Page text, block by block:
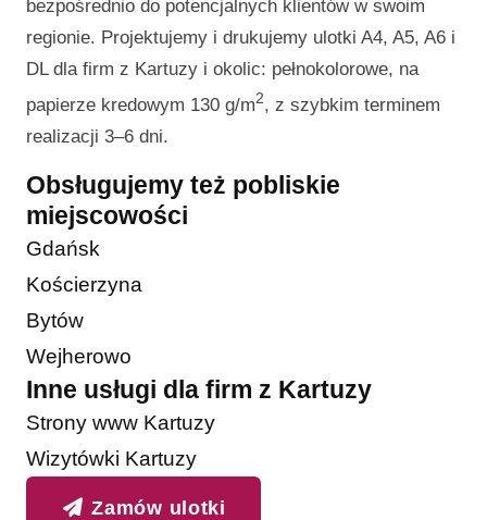
bezpośrednio do potencjalnych klientów w swoim
regionie. Projektujemy i drukujemy ulotki A4, A5, A6 i
DL dla firm z Kartuzy i okolic: pełnokolorowe, na
papierze kredowym 130 g/m2, z szybkim terminem
realizacji 3–6 dni.
Obsługujemy też pobliskie
miejscowości
Gdańsk
Kościerzyna
Bytów
Wejherowo
Inne usługi dla firm z Kartuzy
Strony www Kartuzy
Wizytówki Kartuzy
Zamów ulotki